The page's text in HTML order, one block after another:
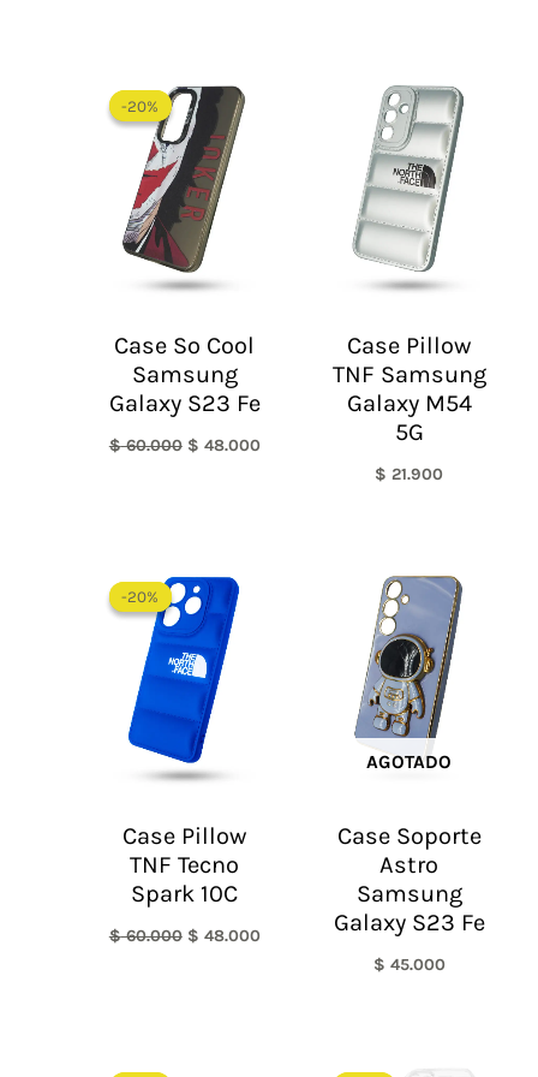
-20%
-20%
Case So Cool
Samsung
Galaxy S23 Fe
$60.000
precio
original
era:
$ 60.000.
$ 48.000
Case Pillow
TNF Samsung
Galaxy M54
5G
$ 21.900
-20%
-20%
Case Pillow
TNF Tecno
Spark 10C
$60.000
precio
original
era:
$ 60.000.
$ 48.000
AGOTADO
Case Soporte
Astro
Samsung
Galaxy S23 Fe
$ 45.000